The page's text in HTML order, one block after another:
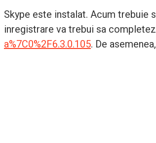
Skype este instalat. Acum trebuie
inregistrare va trebui sa
a%7C0%2F6.3.0.105. De